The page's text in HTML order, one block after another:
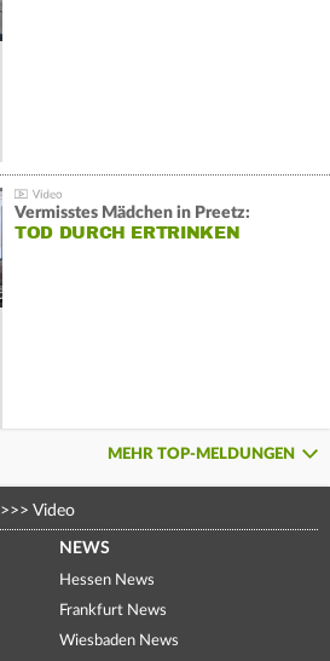
Vermisstes Mädchen in Preetz:
TOD DURCH ERTRINKEN
MEHR TOP-MELDUNGEN
>>> Video
NEWS
Hessen News
Frankfurt News
Wiesbaden News